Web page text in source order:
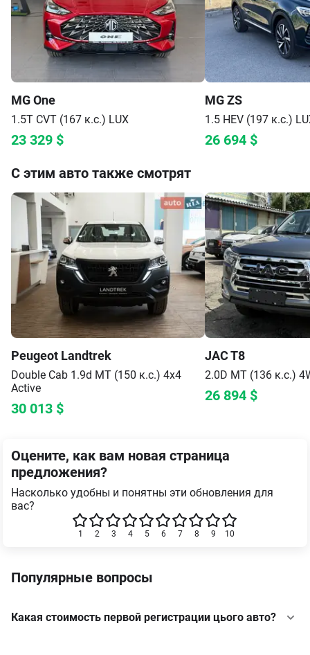
MGOne
1.5T CVT (167 к.с.) LUX
23 329 $
MGZS
1.5 HEV (197 к.с.)
26 694 $
С этим авто также смотрят
Peugeot Landtrek
Double Cab 1.9d MT (150 к.с.) 4x4
Active
30 013 $
JACT8
2.0D MT (136 к.с.)
26 894 $
Оцените, как вам новая страница
предложения?
Насколько удобны и понятны эти обновления для
вас?
10
9
8
7
6
5
4
3
2
1
Популярные вопросы
Какая стоимость первой регистрации цього авто?